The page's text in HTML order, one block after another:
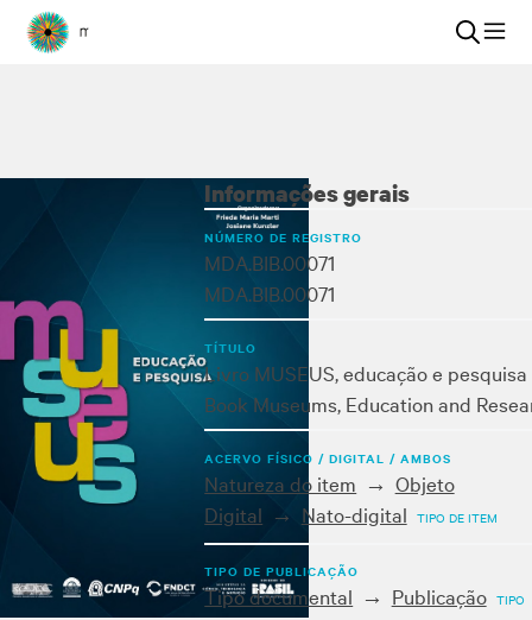
Informações gerais
NÚMERO DE REGISTRO
MDA.BIB.00071
MDA.BIB.00071
TÍTULO
Livro MUSEUS, educação e pesquisa
Book Museums, Education and
ACERVO FÍSICO / DIGITAL / AMBOS
Natureza do item
Objeto
Digital
Nato-digital TIPO DE ITEM
TIPO DE PUBLICAÇÃO
Tipo documental Publicação TIPO